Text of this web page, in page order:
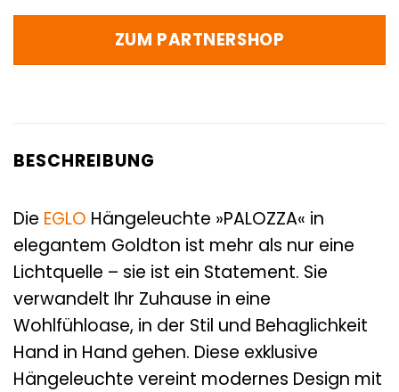
ZUM PARTNERSHOP
BESCHREIBUNG
Die EGLO Hängeleuchte »PALOZZA« in
elegantem Goldton ist mehr als nur eine
Lichtquelle – sie ist ein Statement. Sie
verwandelt Ihr Zuhause in eine
Wohlfühloase, in der Stil und Behaglichkeit
Hand in Hand gehen. Diese exklusive
Hängeleuchte vereint modernes Design mit